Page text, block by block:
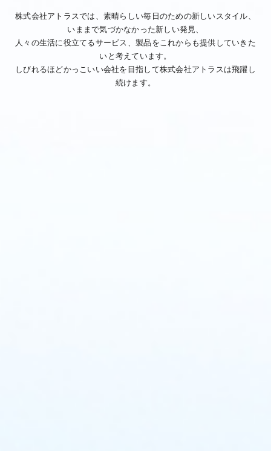
株式会社アトラスでは、素晴らしい毎日のための新しいスタイル、
いままで気づかなかった新しい発見、
人々の生活に役立てるサービス、製品をこれからも提供していきた
いと考えています。
しびれるほどかっこいい会社を目指して株式会社アトラスは飛躍し
続けます。